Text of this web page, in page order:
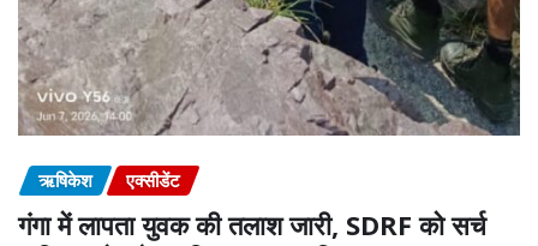
ऋषिकेश एक्सीडेंट
गंगा में लापता युवक की तलाश जारी, SDRF को सर्च